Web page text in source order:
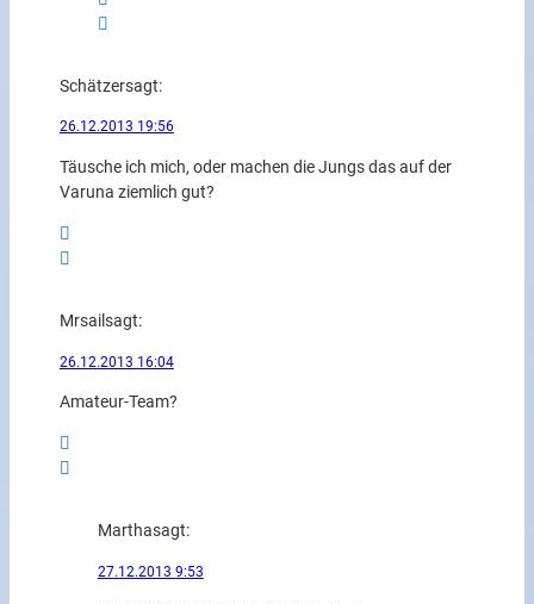
Schätzersagt:
26.12.2013 19:56
Täusche ich mich, oder machen die Jungs das auf der
Varuna ziemlich gut?
Mrsailsagt:
26.12.2013 16:04
Amateur-Team?
Marthasagt:
27.12.2013 9:53